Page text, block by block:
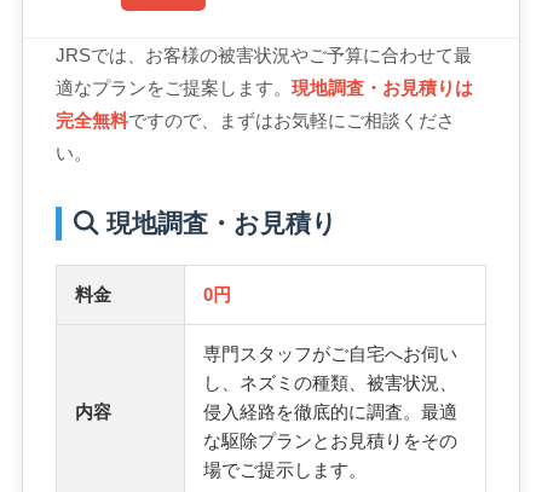
JRSでは、お客様の被害状況やご予算に合わせて最
適なプランをご提案します。 現地調査・お見積りは
完全無料ですので、まずはお気軽にご相談くださ
い。
現地調査・お見積り
料金 0円
内容
専門スタッフがご自宅へお伺い
し、ネズミの種類、被害状況、
侵入経路を徹底的に調査。最適
な駆除プランとお見積りをその
場でご提示します。